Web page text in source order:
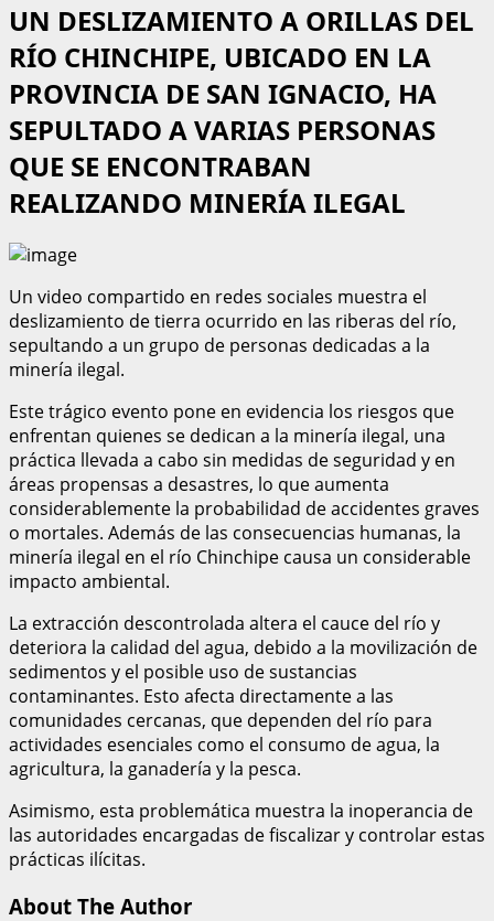
UN DESLIZAMIENTO A ORILLAS DEL
RÍO CHINCHIPE, UBICADO EN LA
PROVINCIA DE SAN IGNACIO, HA
SEPULTADO A VARIAS PERSONAS
QUE SE ENCONTRABAN
REALIZANDO MINERÍA ILEGAL
Un video compartido en redes sociales muestra el
deslizamiento de tierra ocurrido en las riberas del río,
sepultando a un grupo de personas dedicadas a la
minería ilegal.
Este trágico evento pone en evidencia los riesgos que
enfrentan quienes se dedican a la minería ilegal, una
práctica llevada a cabo sin medidas de seguridad y en
áreas propensas a desastres, lo que aumenta
considerablemente la probabilidad de accidentes graves
o mortales. Además de las consecuencias humanas, la
minería ilegal en el río Chinchipe causa un considerable
impacto ambiental.
La extracción descontrolada altera el cauce del río y
deteriora la calidad del agua, debido a la movilización de
sedimentos y el posible uso de sustancias
contaminantes. Esto afecta directamente a las
comunidades cercanas, que dependen del río para
actividades esenciales como el consumo de agua, la
agricultura, la ganadería y la pesca.
Asimismo, esta problemática muestra la inoperancia de
las autoridades encargadas de fiscalizar y controlar estas
prácticas ilícitas.
About The Author